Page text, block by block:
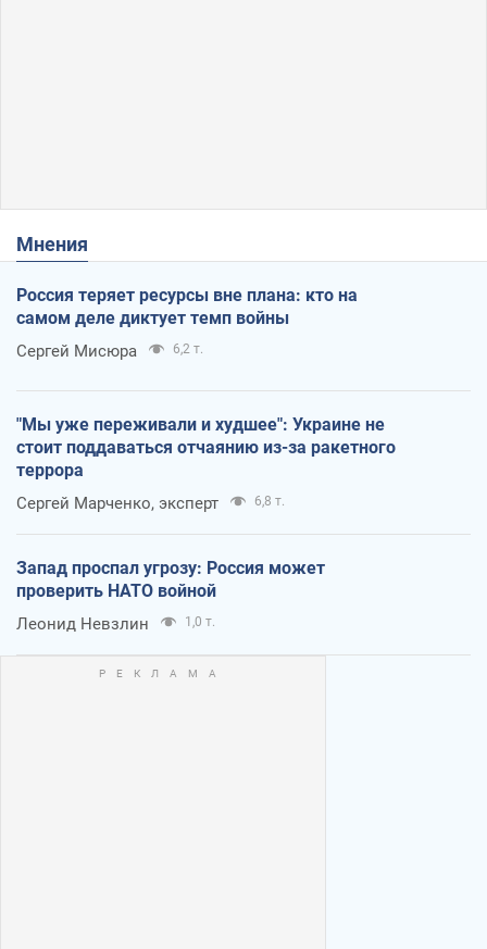
Мнения
Россия теряет ресурсы вне плана: кто на
самом деле диктует темп войны
Сергей Мисюра 6,2 т.
"Мы уже переживали и худшее": Украине не
стоит поддаваться отчаянию из-за ракетного
террора
Сергей Марченко, эксперт 6,8 т.
Запад проспал угрозу: Россия может
проверить НАТО войной
Леонид Невзлин 1,0 т.